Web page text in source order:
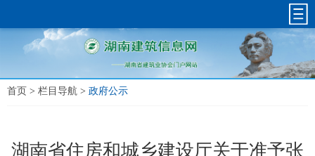
首页 > 栏目导航 > 政府公示
湖南省住房和城乡建设厅关于准予张